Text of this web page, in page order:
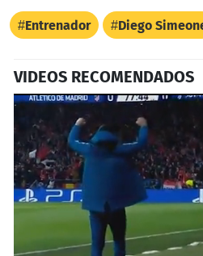
Entrenador Diego
VIDEOS RECOMENDADOS